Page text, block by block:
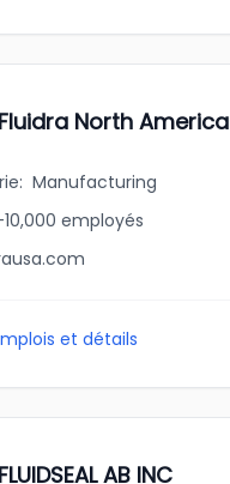
Fluidra North America
: Manufacturing
employés
et détails
FLUIDSEAL AB INC